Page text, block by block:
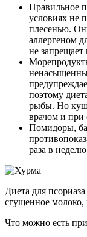
Правильное
условиях не
плесенью.
аллергеном
не
поэтому
рыбы. Но
врачом и при
Помидоры,
раза в
Диета для
сгущенное
Что можно есть